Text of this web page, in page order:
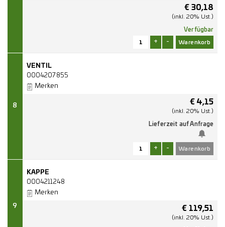
€ 30,18
(inkl. 20% Ust.)
Verfügbar
+ -
8
VENTIL
0004207855
Merken
€ 4,15
(inkl. 20% Ust.)
Lieferzeit auf Anfrage
+ -
9
KAPPE
0004211248
Merken
€ 119,51
(inkl. 20% Ust.)